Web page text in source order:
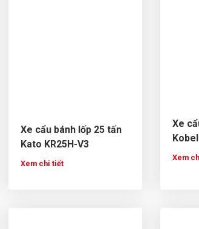
Xe cẩu bánh lốp 25 tấn
Kato KR25H-V3
Xem chi tiết
Xe
Xem